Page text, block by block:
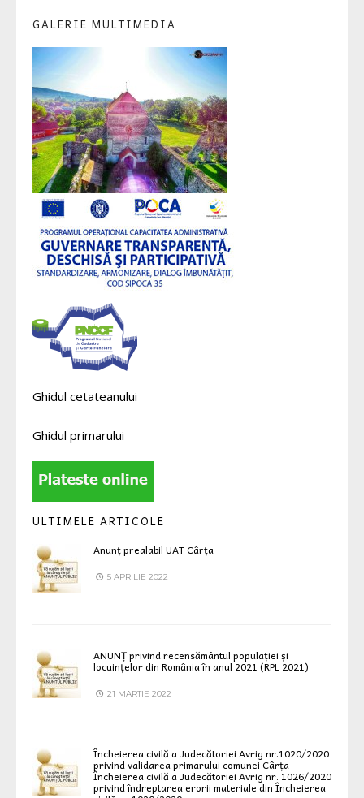
GALERIE MULTIMEDIA
Ghidul cetateanului
Ghidul primarului
ULTIMELE ARTICOLE
Anunț prealabil UAT Cârța
5 APRILIE 2022
ANUNȚ privind recensământul populației și
locuințelor din România în anul 2021 (RPL 2021)
21 MARTIE 2022
Încheierea civilă a Judecătoriei Avrig nr.1020/2020
privind validarea primarului comunei Cârța-
Încheierea civilă a Judecătoriei Avrig nr. 1026/2020
privind îndreptarea erorii materiale din Încheierea